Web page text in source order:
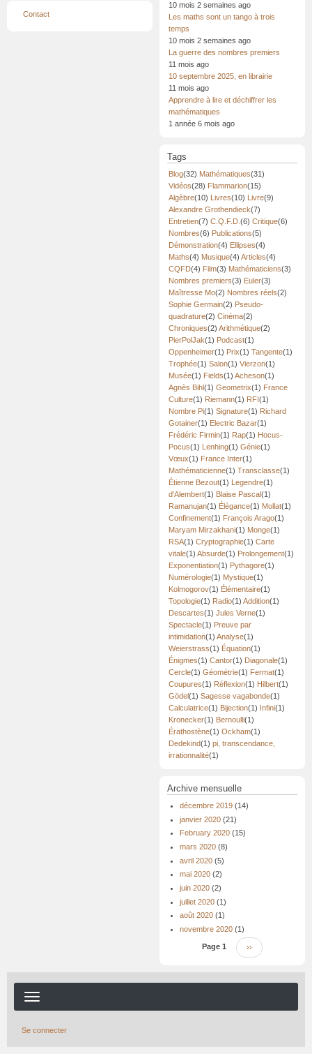
Menu
Contact
10 mois 2 semaines ago
Les maths sont un tango à trois
temps
10 mois 2 semaines ago
La guerre des nombres premiers
11 mois ago
10 septembre 2025, en librairie
11 mois ago
Apprendre à lire et déchiffrer les
mathématiques
1 année 6 mois ago
Tags
Blog(32) Mathématiques(31)
Vidéos(28) Flammarion(15)
Algèbre(10) Livres(10) Livre(9)
Alexandre Grothendieck(7)
Entretien(7) C.Q.F.D. (6) Critique(6)
Nombres(6) Publications(5)
Démonstration(4) Ellipses(4)
Maths(4) Musique(4) Articles(4)
CQFD(4) Film(3) Mathématiciens(3)
Nombres premiers(3) Euler(3)
Maîtresse Mo(2) Nombres réels(2)
Sophie Germain(2) Pseudo-
quadrature(2) Cinéma(2)
Chroniques(2) Arithmétique(2)
PierPolJak(1) Podcast(1)
Oppenheimer(1) Prix(1) Tangente(1)
Trophée(1) Salon(1) Vierzon(1)
Musée(1) Fields(1) Acheson(1)
Agnès Bihl(1) Geometrix(1) France
Culture(1) Riemann(1) RFI(1)
Nombre Pi(1) Signature(1) Richard
Gotainer(1) Electric Bazar(1)
Frédéric Firmin(1) Rap(1) Hocus-
Pocus(1) Lenhing(1) Génie(1)
Vœux(1) France Inter(1)
Mathématicienne(1) Transclasse(1)
Étienne Bezout(1) Legendre(1)
d'Alembert(1) Blaise Pascal(1)
Ramanujan(1) Élégance(1) Mollat(1)
Confinement(1) François Arago(1)
Maryam Mirzakhani(1) Monge(1)
RSA(1) Cryptographie(1) Carte
vitale(1) Absurde(1) Prolongement(1)
Exponentiation(1) Pythagore(1)
Numérologie(1) Mystique(1)
Kolmogorov(1) Élémentaire(1)
Topologie(1) Radio(1) Addition(1)
Descartes(1) Jules Verne(1)
Spectacle(1) Preuve par
intimidation(1) Analyse(1)
Weierstrass(1) Équation(1)
Énigmes(1) Cantor(1) Diagonale(1)
Cercle(1) Géométrie(1) Fermat(1)
Coupures(1) Réflexion(1) Hilbert(1)
Gödel(1) Sagesse vagabonde(1)
Calculatrice(1) Bijection(1) Infini(1)
Kronecker(1) Bernoulli(1)
Érathostène(1) Ockham(1)
Dedekind(1) pi, transcendance,
irrationnalité(1)
Archive mensuelle
décembre 2019 (14)
janvier 2020 (21)
February 2020 (15)
mars 2020 (8)
avril 2020 (5)
mai 2020 (2)
juin 2020 (2)
juillet 2020 (1)
août 2020 (1)
novembre 2020 (1)
PaginationPage 1
Page
suivante
››
Se connecter